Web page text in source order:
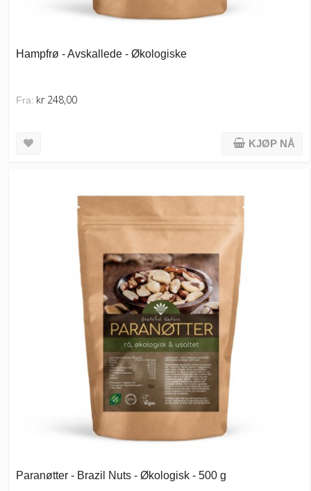
Hampfrø - Avskallede - Økologiske
Fra: kr 248,00
KJØP NÅ
Paranøtter - Brazil Nuts - Økologisk - 500 g